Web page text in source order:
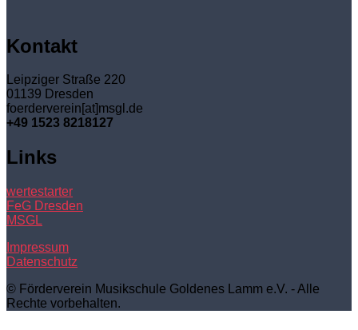
Kontakt
Leipziger Straße 220
01139 Dresden
foerderverein[at]msgl.de
+49 1523 8218127
Links
wertestarter
FeG Dresden
MSGL
Impressum
Datenschutz
© Förderverein Musikschule Goldenes Lamm e.V. - Alle
Rechte vorbehalten.